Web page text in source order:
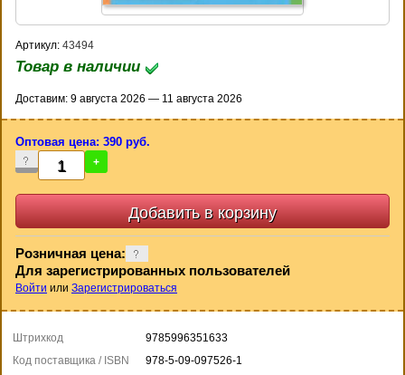
Артикул: 43494
Товар в наличии
Доставим: 9 августа 2026 — 11 августа 2026
Оптовая цена: 390 руб.
- +
Розничная цена:
Для зарегистрированных пользователей
Войти или Зарегистрироваться
Штрихкод
9785996351633
Код поставщика / ISBN
978-5-09-097526-1